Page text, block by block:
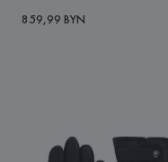
859,99 BYN